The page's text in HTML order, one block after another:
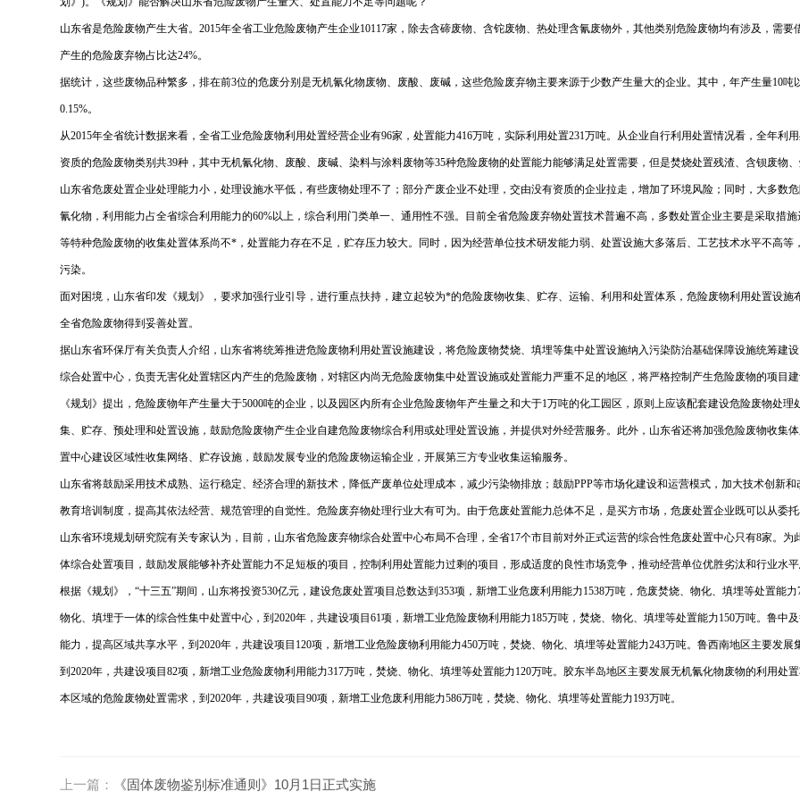
山东省是危险废物产生大省。2015年全省工业危险废物产生企业10117家，除去含碲废物、含铊废物、热处理含氰废物外，其他类别危险废物均有涉及，需
产生的危险废弃物占比达24%。
据统计，这些废物品种繁多，排在前3位的危废分别是无机氰化物废物、废酸、废碱，这些危险废弃物主要来源于少数产生量大的企业。其中，年产生量10
0.15%。
从2015年全省统计数据来看，全省工业危险废物利用处置经营企业有96家，处置能力416万吨，实际利用处置231万吨。从企业自行利用处置情况看，全年利
资质的危险废物类别共39种，其中无机氰化物、废酸、废碱、染料与涂料废物等35种危险废物的处置能力能够满足处置需要，但是焚烧处置残渣、含钡废物
山东省危废处置企业处理能力小，处理设施水平低，有些废物处理不了；部分产废企业不处理，交由没有资质的企业拉走，增加了环境风险；同时，大多数
氰化物，利用能力占全省综合利用能力的60%以上，综合利用门类单一、通用性不强。 目前全省危险废弃物处置技术普遍不高，多数处置企业主要是采取措
等特种危险废物的收集处置体系尚不*，处置能力存在不足，贮存压力较大。同时，因为经营单位技术研发能力弱、处置设施大多落后、工艺技术水平不高
污染。
面对困境，山东省印发《规划》，要求加强行业引导，进行重点扶持，建立起较为*的危险废物收集、贮存、运输、利用和处置体系，危险废物利用处置设
全省危险废物得到妥善处置。
据山东省环保厅有关负责人介绍，山东省将统筹推进危险废物利用处置设施建设，将危险废物焚烧、填埋等集中处置设施纳入污染防治基础保障设施统筹建
综合处置中心，负责无害化处置辖区内产生的危险废物，对辖区内尚无危险废物集中处置设施或处置能力严重不足的地区，将严格控制产生危险废物的项目
《规划》提出，危险废物年产生量大于5000吨的企业，以及园区内所有企业危险废物年产生量之和大于1万吨的化工园区，原则上应该配套建设危险废物处
集、贮存、预处理和处置设施，鼓励危险废物产生企业自建危险废物综合利用或处理处置设施，并提供对外经营服务。 此外，山东省还将加强危险废物收集
置中心建设区域性收集网络、贮存设施，鼓励发展专业的危险废物运输企业，开展第三方专业收集运输服务。
山东省将鼓励采用技术成熟、运行稳定、经济合理的新技术，降低产废单位处理成本，减少污染物排放；鼓励PPP等市场化建设和运营模式，加大技术创新
教育培训制度，提高其依法经营、规范管理的自觉性。危险废弃物处理行业大有可为。由于危废处置能力总体不足，是买方市场，危废处置企业既可以从委
山东省环境规划研究院有关专家认为，目前，山东省危险废弃物综合处置中心布局不合理，全省17个市目前对外正式运营的综合性危废处置中心只有8家。 为
体综合处置项目，鼓励发展能够补齐处置能力不足短板的项目，控制利用处置能力过剩的项目，形成适度的良性市场竞争，推动经营单位优胜劣汰和行业水
根据《规划》，“十三五”期间，山东将投资530亿元，建设危废处置项目总数达到353项，新增工业危废利用能力1538万吨，危废焚烧、物化、填埋等处置能
物化、填埋于一体的综合性集中处置中心，到2020年，共建设项目61项，新增工业危险废物利用能力185万吨，焚烧、物化、填埋等处置能力150万吨。鲁中
能力，提高区域共享水平，到2020年，共建设项目120项，新增工业危险废物利用能力450万吨，焚烧、物化、填埋等处置能力243万吨。鲁西南地区主要发展
到2020年，共建设项目82项，新增工业危险废物利用能力317万吨，焚烧、物化、填埋等处置能力120万吨。 胶东半岛地区主要发展无机氰化物废物的利用处
本区域的危险废物处置需求，到2020年，共建设项目90项，新增工业危废利用能力586万吨，焚烧、物化、填埋等处置能力193万吨。
上一篇： 《固体废物鉴别标准通则》10月1日正式实施